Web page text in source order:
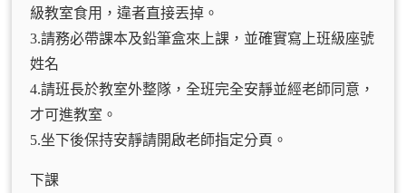
級教室食用，違者直接丟掉。
3.請務必帶課本及鉛筆盒來上課，並確實寫上班級座號
姓名
4.請班長於教室外整隊，全班完全安靜並經老師同意，
才可進教室。
5.坐下後保持安靜請開啟老師指定分頁。
下課